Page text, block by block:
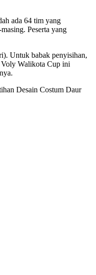
ada 64 tim yang
Peserta yang
Untuk babak penyisihan,
Voly Walikota Cup ini
Desain Costum Daur